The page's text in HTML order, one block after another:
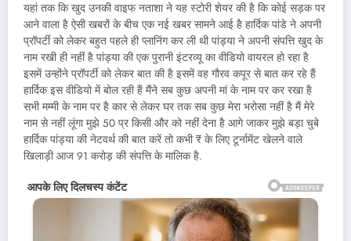
यहां तक कि खुद उनकी वाइफ नताशा ने यह स्टोरी शेयर की है कि कोई सड़क पर
आने वाला है ऐसी खबरों के बीच एक नई खबर सामने आई है हार्दिक पांडे ने अपनी
प्रॉपर्टी को लेकर बहुत पहले ही प्लानिंग कर ली थी पांड्या ने अपनी संपत्ति खुद के
नाम रखी ही नहीं है पांड्या की एक पुरानी इंटरव्यू का वीडियो वायरल हो रहा है
इसमें उन्होंने प्रॉपर्टी को लेकर बात की है इसमें वह गौरव कपूर से बात कर रहे हैं
हार्दिक इस वीडियो में बोल रही हैं मैंने सब कुछ अपनी मां के नाम पर कर रखा है
सभी मम्मी के नाम पर है कार से लेकर घर तक सब कुछ मेरा भरोसा नहीं है मैं मेरे
नाम से नहीं लूंगा मुझे 50 प्र किसी और को नहीं देना है आगे जाकर मुझे बड़ा चुबे
हार्दिक पांड्या की नेटवर्थ की बात करें तो कभी ₹ के लिए टूर्नामेंट खेलने वाले
खिलाड़ी आज 91 करोड़ की संपत्ति के मालिक है.